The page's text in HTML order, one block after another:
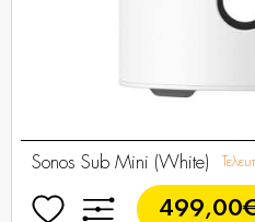
Sonos Sub Mini (White)